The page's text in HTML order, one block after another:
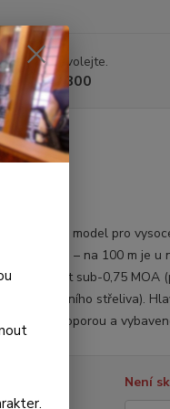
rady? Zavolejte.
375 800
i lovecký model pro
vzdálenosti – na 100 m je
přesnost sub-0,75 MOA
grade továrního střeliva).
střelbu s oporou a
Není